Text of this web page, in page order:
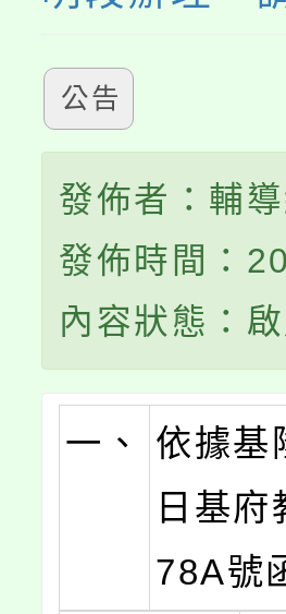
公告
發佈者：輔
發佈時間：
內容狀態：
一、
依據基
日基
78A號